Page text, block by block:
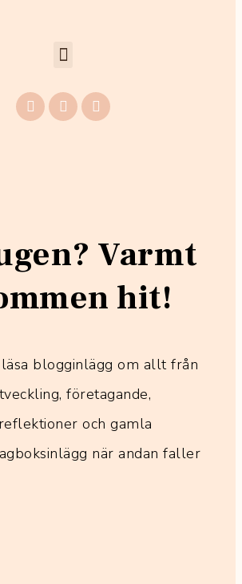
Varmt
hit!
blogginlägg om allt från
företagande,
och gamla
när andan faller